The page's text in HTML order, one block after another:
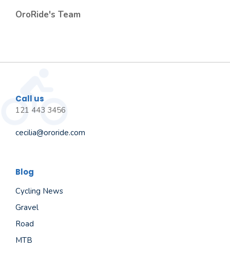
OroRide's Team
Call us
121 443 3456
cecilia@ororide.com
Blog
Cycling News
Gravel
Road
MTB